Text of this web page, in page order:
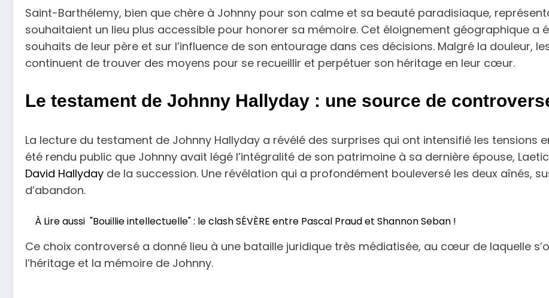
Saint-Barthélemy, bien que chère à Johnny pour son calme et sa beauté paradisiaque,
souhaitaient un lieu plus accessible pour honorer sa mémoire. Cet éloignement géographique a
souhaits de leur père et sur l’influence de son entourage dans ces décisions. Malgré la douleur,
continuent de trouver des moyens pour se recueillir et perpétuer son héritage en leur cœur.
Le testament de Johnny Hallyday : une source de
La lecture du testament de Johnny Hallyday a révélé des surprises qui ont intensifié les tensions
été rendu public que Johnny avait légé l’intégralité de son patrimoine à sa dernière épouse,
David Hallyday de la succession. Une révélation qui a profondément bouleversé les deux aînés,
d’abandon.
À Lire aussi "Bouillie intellectuelle" : le clash SÉVÈRE entre Pascal Praud et Shannon Seban !
Ce choix controversé a donné lieu à une bataille juridique très médiatisée, au cœur de laquelle
l’héritage et la mémoire de Johnny.